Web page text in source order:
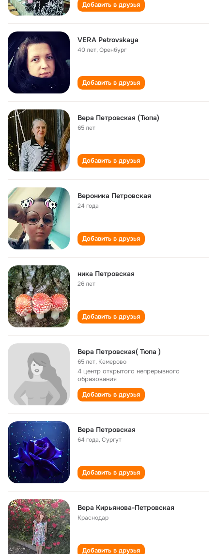
Добавить в друзья
VERA Petrovskaya
40 лет,Оренбург
Добавить в друзья
Вера Петровская (Тюпа)
65 лет
Добавить в друзья
Вероника Петровская
24 года
Добавить в друзья
ника Петровская
26 лет
Добавить в друзья
Вера Петровская( Тюпа )
65 лет, Кемерово
4 центр открытого непрерывного
образования
Добавить в друзья
Вера Петровская
64 года,Сургут
Добавить в друзья
Вера Кирьянова-Петровская
Краснодар
Добавить в друзья